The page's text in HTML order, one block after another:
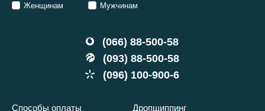
(066) 88-500-58
(093) 88-500-58
(096) 100-900-6
Способы оплаты Дропшиппинг
Женщинам Мужчинам